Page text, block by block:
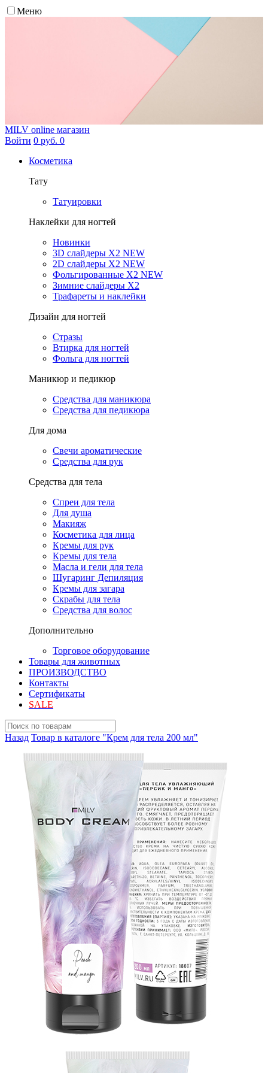
Меню
MILV online магазин
Войти 0 руб. 0
Косметика
Тату
Татуировки
Наклейки для ногтей
Новинки
3D слайдеры X2 NEW
2D слайдеры X2 NEW
Фольгированные X2 NEW
Зимние слайдеры Х2
Трафареты и наклейки
Дизайн для ногтей
Стразы
Втирка для ногтей
Фольга для ногтей
Маникюр и педикюр
Средства для маникюра
Средства для педикюра
Для дома
Свечи ароматические
Средства для рук
Средства для тела
Спреи для тела
Для душа
Макияж
Косметика для лица
Кремы для рук
Кремы для тела
Масла и гели для тела
Шугаринг Депиляция
Кремы для загара
Скрабы для тела
Средства для волос
Дополнительно
Торговое оборудование
Товары для животных
ПРОИЗВОДСТВО
Контакты
Сертификаты
SALE
Назад Товар в каталоге "Крем для тела 200 мл"